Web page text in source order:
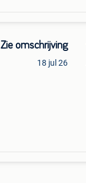
Zie omschrijving
18 jul 26